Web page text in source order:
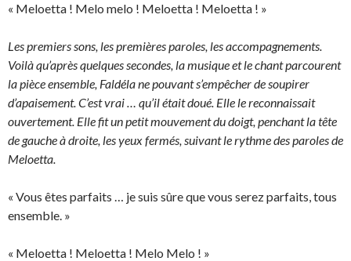
« Meloetta ! Melo melo ! Meloetta ! Meloetta ! »
Les premiers sons, les premières paroles, les accompagnements.
Voilà qu’après quelques secondes, la musique et le chant parcourent
la pièce ensemble, Faldéla ne pouvant s’empêcher de soupirer
d’apaisement. C’est vrai … qu’il était doué. Elle le reconnaissait
ouvertement. Elle fit un petit mouvement du doigt, penchant la tête
de gauche à droite, les yeux fermés, suivant le rythme des paroles de
Meloetta.
« Vous êtes parfaits … je suis sûre que vous serez parfaits, tous
ensemble. »
« Meloetta ! Meloetta ! Melo Melo ! »